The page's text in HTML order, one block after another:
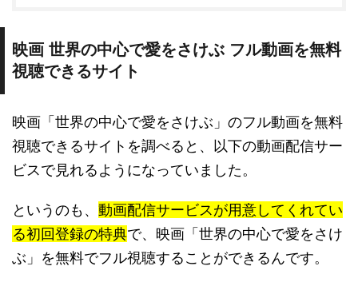
映画 世界の中心で愛をさけぶ フル動画を無料
視聴できるサイト
映画「世界の中心で愛をさけぶ」のフル動画を無料
視聴できるサイトを調べると、以下の動画配信サー
ビスで見れるようになっていました。
というのも、 動画配信サービスが用意してくれてい
る初回登録の特典で、映画「世界の中心で愛をさけ
ぶ」を無料でフル視聴することができるんです。